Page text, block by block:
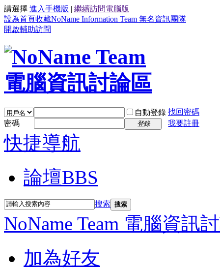
請選擇 進入手機版 | 繼續訪問電腦版
設為首頁收藏NoName Information Team 無名資訊團隊
開啟輔助訪問
自動登錄 找回密碼
密碼
登錄 我要註冊
快捷導航
論壇BBS
搜索 搜索
NoName Team 電腦資訊
加為好友